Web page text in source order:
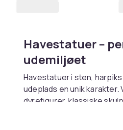
Havestatuer –
udemiljøet
Havestatuer i sten,
udeplads en unik karakter.
dyrefigurer, klassiske